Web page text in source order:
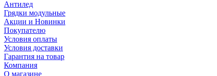
Антилед
Грядки модульные
Акции и Новинки
Покупателю
Условия оплаты
Условия доставки
Гарантия на товар
Компания
О магазине